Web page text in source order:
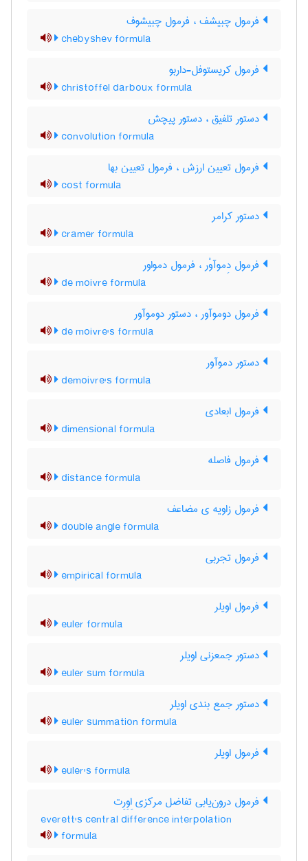
فرمول چبیشف ، فرمول چبیشوف
chebyshev formula
فرمول کریستوفل-داربو
christoffel darboux formula
دستور تلفیق ، دستور پیچش
convolution formula
فرمول تعیین ارزش ، فرمول تعیین بها
cost formula
دستور کرامر
cramer formula
فرمول دِموآوْر ، فرمول دمواور
de moivre formula
فرمول دوموآور ، دستور دوموآور
de moivre's formula
دستور دموآور
demoivre's formula
فرمول ابعادی
dimensional formula
فرمول فاصله
distance formula
فرمول زاویه ی مضاعف
double angle formula
فرمول تجربی
empirical formula
فرمول اویلر
euler formula
دستور جمعزنی اویلر
euler sum formula
دستور جمع بندی اویلر
euler summation formula
فرمول اویلر
euler's formula
فرمول درون‌یابی تفاضل مرکزی اِوِرِت
everett's central difference interpolation
formula